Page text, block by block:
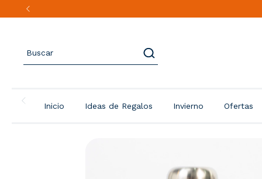
Inicio Ideas de Regalos Invierno Ofertas